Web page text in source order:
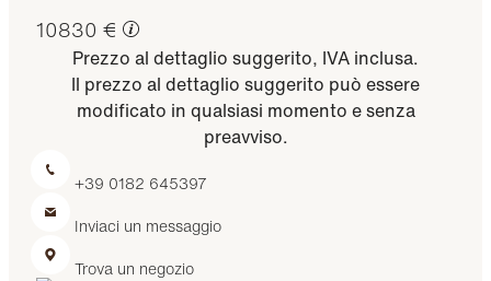
10830 €
Prezzo al dettaglio suggerito, IVA inclusa.
Il prezzo al dettaglio suggerito può essere
modificato in qualsiasi momento e senza
preavviso.
+39 0182 645397
Inviaci un messaggio
Trova un negozio